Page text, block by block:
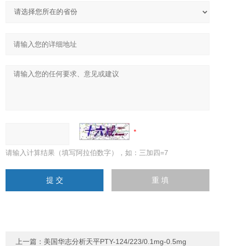
请输入计算结果（填写阿拉伯数字），如：三加四=7
上一篇： 美国华志分析天平PTY-124/223/0.1mg-0.5mg